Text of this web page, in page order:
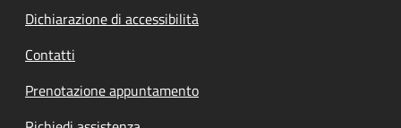
Dichiarazione di accessibilità
Contatti
Prenotazione appuntamento